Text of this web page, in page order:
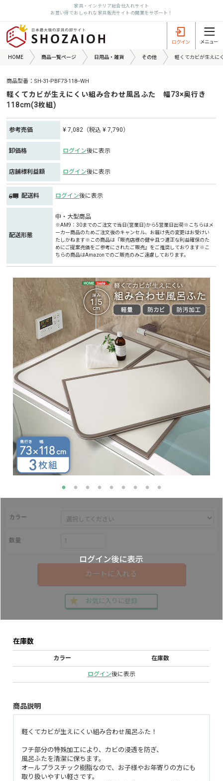
家具・インテリア総合仕入れサイト
お買い得でおしゃれな家具販売サイトの開業をサポート！
HOME 商品一覧ページ 日用品・雑貨 その他 軽くてカビが生えに
商品型番：SH-31-PBF73-118--WH
軽くてカビが生えにくい組み合わせ風呂ふた 幅73×奥行き
118cm(3枚組)
参考売価 ¥ 7,082（税込 ¥ 7,790）
卸価格 ログイン後に表示
店舗様利益額 ログイン後に表示
配送料 ログイン後に表示
配送形態
中・大型商品
※AM9：30までのご注文で当日(営業日)から5営業日出荷※こちらはメ
ーカー商品のためご注文後のキャンセル、お届け先の変更はお受けい
たしかねます※この商品は『販売店様の健全且つ適正な利益確保のた
めにご提案売価をご参考にされたご販売』をご推奨しております※こ
ちらの商品はAmazonでのご販売のみご遠慮しております。
カラー
数量
カートに入れる
お気に入りに登録
在庫数
カラー 在庫数
ログイン後に表示
商品説明
軽くてカビが生えにくい組み合わせ風呂ふた！
フチ部分の特殊加工により、カビの浸透を防ぎ、
風呂ふたを清潔に保ちます。
オールプラスチック樹脂なので、お子様やお年寄りの方にも
取り扱いやすい軽さです。